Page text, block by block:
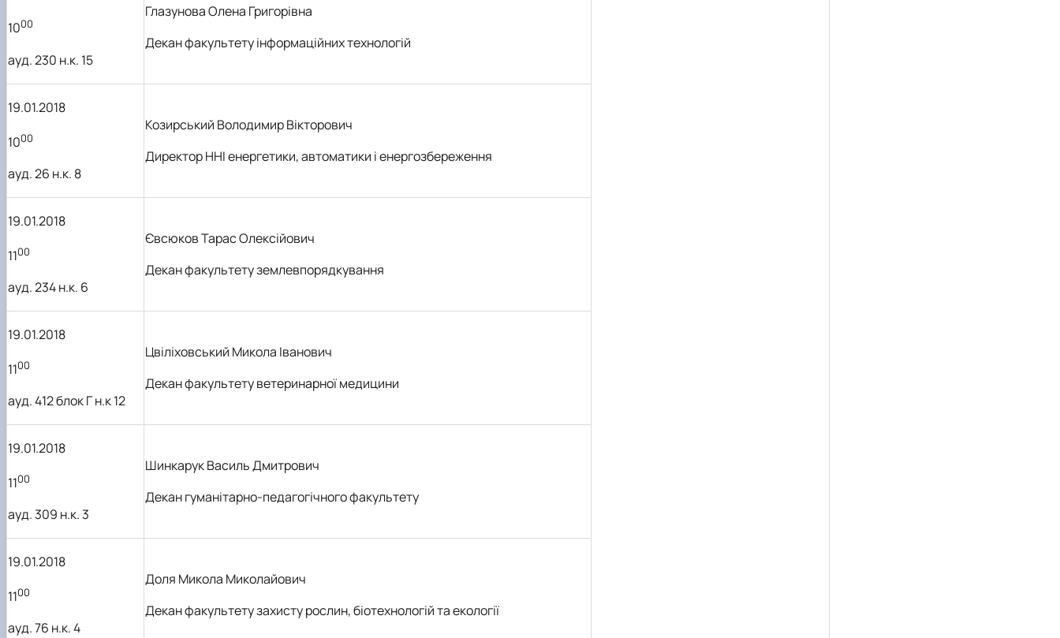
1000
ауд.230 н.к. 15
Глазунова Олена Григорівна
Декан факультетуінформаційних технологій
19.01.2018
1000
ауд. 26 н.к. 8
Козирський Володимир Вікторович
ДиректорННІенергетики, автоматики і енергозбереження
19.01.2018
1100
ауд. 234 н.к. 6
Євсюков Тарас Олексійович
Декан факультету землевпорядкування
19.01.2018
1100
ауд. 412 блок Г н.к 12
Цвіліховський Микола Іванович
Деканфакультету ветеринарної медицини
19.01.2018
1100
ауд. 309 н.к. 3
Шинкарук Василь Дмитрович
Декан гуманітарно-педагогічного факультету
19.01.2018
1100
ауд. 76 н.к. 4
Доля Микола Миколайович
Деканфакультету захистурослин, біотехнологій та екології